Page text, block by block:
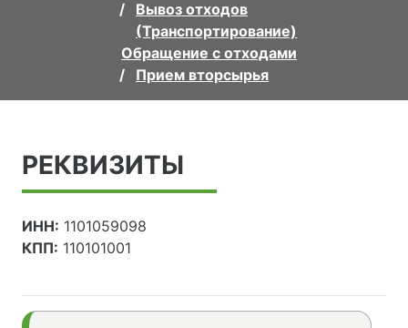
Вывоз отходов
(Транспортирование)
Обращение с отходами
Прием вторсырья
РЕКВИЗИТЫ
ИНН: 1101059098
КПП: 110101001